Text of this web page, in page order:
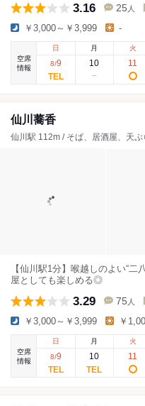
3.16 25 人
￥3,000～￥3,999 -
空席
情報
日
8/9
月
10
火
11
仙川蕎香
仙川駅 112m / そば、居酒屋、天ぷ
【仙川駅1分】喉越しのよい“
屋としても楽しめる◎
3.29 75 人
￥3,000～￥3,999 ￥
空席
情報
日
8/9
月
10
火
11